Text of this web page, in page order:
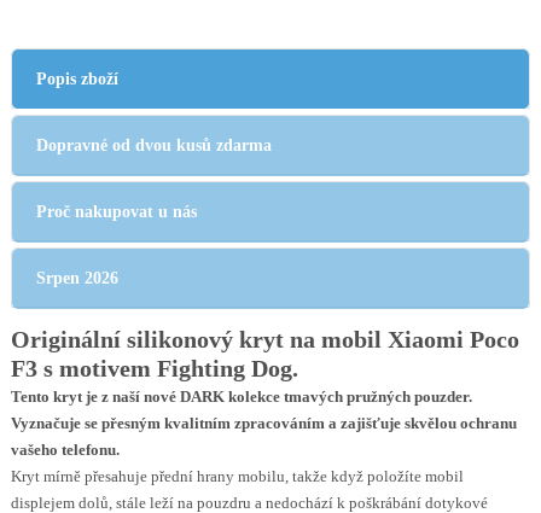
Popis zboží
Dopravné od dvou kusů zdarma
Proč nakupovat u nás
Srpen 2026
Originální silikonový kryt na mobil Xiaomi Poco
F3 s motivem Fighting Dog.
Tento kryt je z naší nové DARK kolekce tmavých pružných pouzder.
Vyznačuje se přesným kvalitním zpracováním a zajišťuje skvělou ochranu
vašeho telefonu.
Kryt mírně přesahuje přední hrany mobilu, takže když položíte mobil
displejem dolů, stále leží na pouzdru a nedochází k poškrábání dotykové